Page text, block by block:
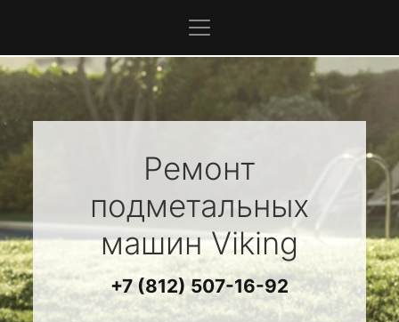
Ремонт
подметальных
машинViking
+7 (812) 507-16-92